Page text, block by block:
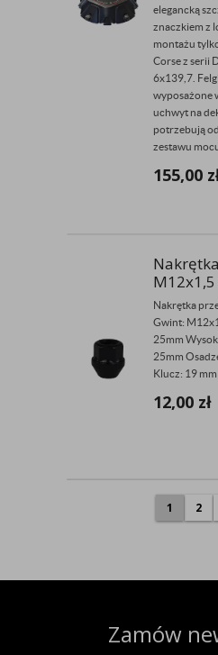
elegancką
znaczkiem z
montażu
Corse z serii
6x139,7.
wyposażone
uchwyt na
potrzebują
zestawu
155,00
Nakrętka
M12x1,5
Nakrętka
Gwint:
25mm
25mm
Klucz: 19 mm
12,00 zł
1 2
Zamów